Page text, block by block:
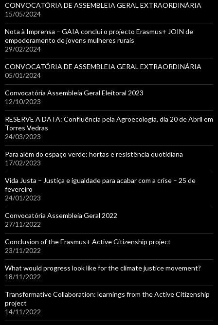
CONVOCATÓRIA DE ASSEMBLEIA GERAL EXTRAORDINÁRIA
15/05/2024
Nota à Imprensa – GAIA conclui o projecto Erasmus+ JOIN de
empoderamento de jovens mulheres rurais
29/02/2024
CONVOCATÓRIA DE ASSEMBLEIA GERAL EXTRAORDINÁRIA
05/01/2024
Convocatória Assembleia Geral Eleitoral 2023
12/10/2023
RESERVE A DATA: Confluência pela Agroecologia, dia 20 de Abril em
Torres Vedras
24/03/2023
Para além do espaço verde: hortas e resistência quotidiana
17/02/2023
Vida Justa – Justiça e igualdade para acabar com a crise – 25 de
fevereiro
24/01/2023
Convocatória Assembleia Geral 2022
27/11/2022
Conclusion of the Erasmus+ Active Citizenship project
23/11/2022
What would progress look like for the climate justice movement?
18/11/2022
Transformative Collaboration: learnings from the Active Citizenship
project
14/11/2022